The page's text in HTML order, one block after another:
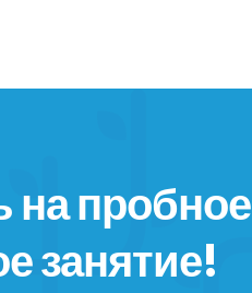
на пробное
занятие!